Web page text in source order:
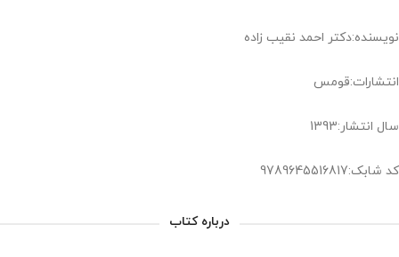
نویسنده:دکتر احمد نقیب زاده
انتشارات:قومس
سال انتشار:1393
کد شابک:9789645516817
درباره کتاب